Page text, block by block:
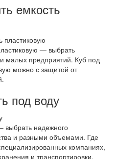
емкость
— выбрать
малых предприятий. Куб под
можно с защитой от
под воду
выбрать надежного
и разными объемами. Где
компаниях,
и транспортировки.